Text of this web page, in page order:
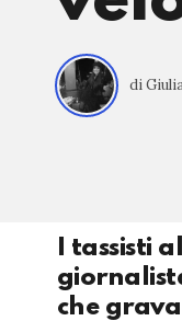
di
I tassisti
che